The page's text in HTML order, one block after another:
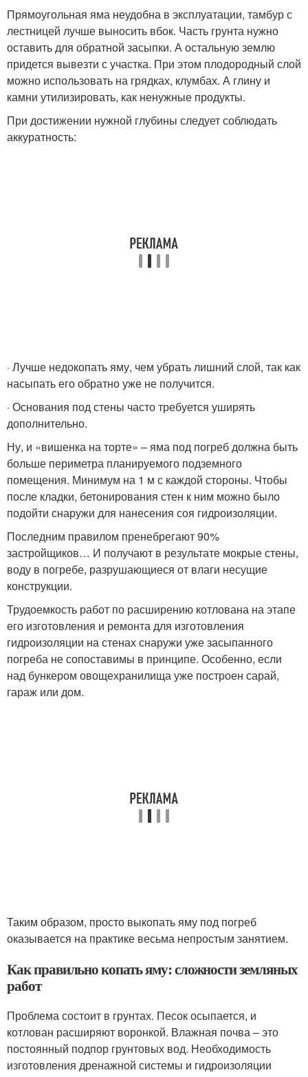
Прямоугольная яма неудобна в эксплуатации, тамбур с
лестницей лучше выносить вбок. Часть грунта нужно
оставить для обратной засыпки. А остальную землю
придется вывезти с участка. При этом плодородный слой
можно использовать на грядках, клумбах. А глину и
камни утилизировать, как ненужные продукты.
При достижении нужной глубины следует соблюдать
аккуратность:
· Лучше недокопать яму, чем убрать лишний слой, так как
насыпать его обратно уже не получится.
· Основания под стены часто требуется уширять
дополнительно.
Ну, и «вишенка на торте» – яма под погреб должна быть
больше периметра планируемого подземного
помещения. Минимум на 1 м с каждой стороны. Чтобы
после кладки, бетонирования стен к ним можно было
подойти снаружи для нанесения соя гидроизоляции.
Последним правилом пренебрегают 90%
застройщиков… И получают в результате мокрые стены,
воду в погребе, разрушающиеся от влаги несущие
конструкции.
Трудоемкость работ по расширению котлована на этапе
его изготовления и ремонта для изготовления
гидроизоляции на стенах снаружи уже засыпанного
погреба не сопоставимы в принципе. Особенно, если
над бункером овощехранилища уже построен сарай,
гараж или дом.
Таким образом, просто выкопать яму под погреб
оказывается на практике весьма непростым занятием.
Как правильно копать яму: сложности земляных
работ
Проблема состоит в грунтах. Песок осыпается, и
котлован расширяют воронкой. Влажная почва – это
постоянный подпор грунтовых вод. Необходимость
изготовления дренажной системы и гидроизоляции